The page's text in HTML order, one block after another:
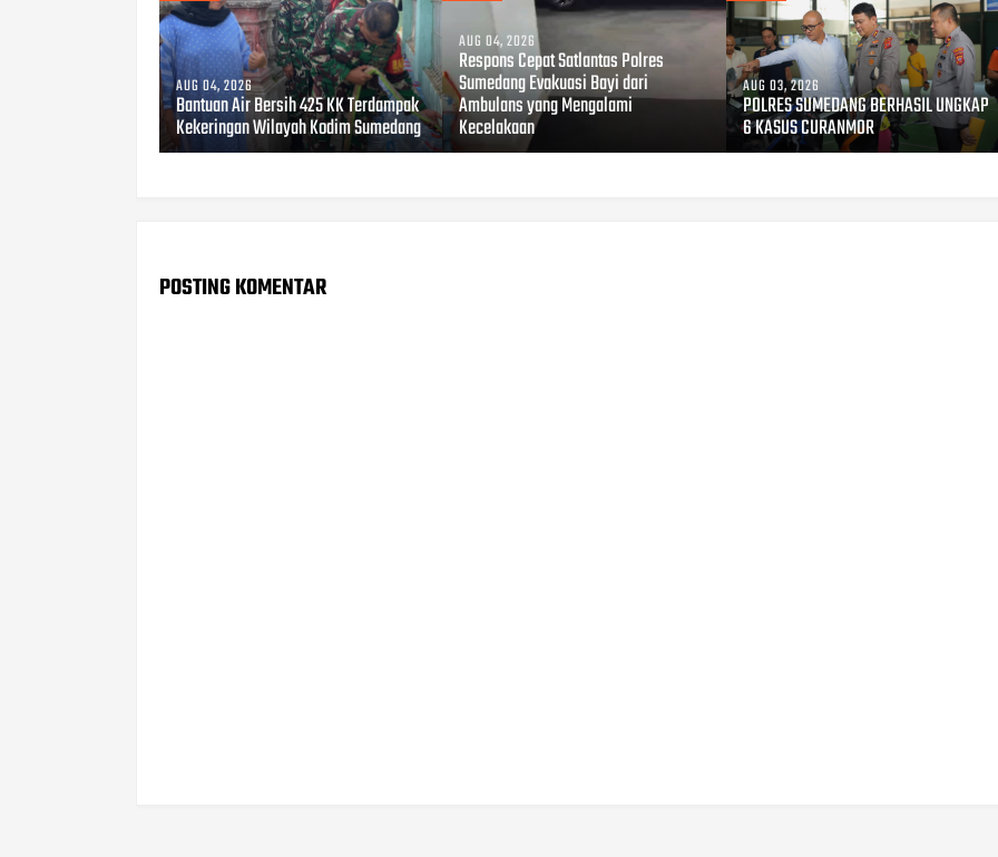
AUG 04, 2026
Bantuan Air Bersih 425 KK Terdampak
Kekeringan Wilayah Kodim Sumedang
AUG 04, 2026
Respons Cepat Satlantas Polres
Sumedang Evakuasi Bayi dari
Ambulans yang Mengalami
Kecelakaan
AUG 03, 2026
POLRES SUMEDANG BERHASIL UNGKAP
6 KASUS CURANMOR
POSTING KOMENTAR